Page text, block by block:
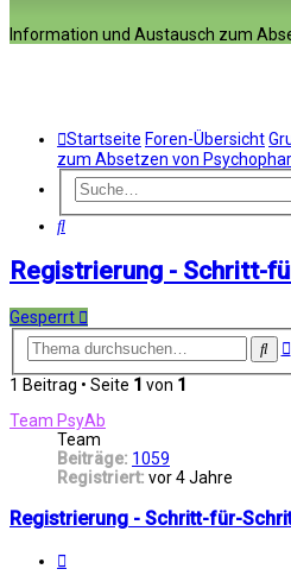
Information und Austausch zum
Startseite Foren-Übersicht
zum Absetzen von
Suche
Registrierung - Schritt-
Gesperrt
1 Beitrag • Seite 1 von 1
Team PsyAb
Team
Beiträge: 1059
Registriert: vor 4 Jahre
Registrierung - Schritt-für-